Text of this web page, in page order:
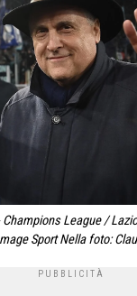
League /
Sport Nella foto: